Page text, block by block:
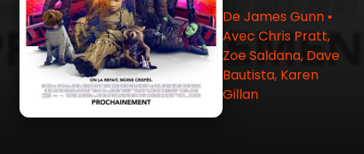
De James Gunn •
Avec Chris Pratt,
Zoe Saldana, Dave
Bautista, Karen
Gillan